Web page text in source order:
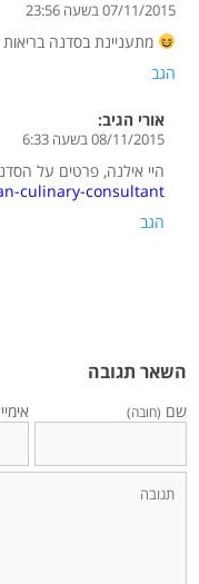
07/11/2015 בשעה 23:56
מתעניינת בסדנה בריאות
הגב
אורי הגיב:
08/11/2015 בשעה 6:33
היי אילנה, פרטים על
culinary-consultant/
הגב
השאר תגובה
שם (חובה)